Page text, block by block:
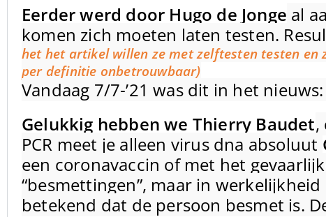
Eerder werd door Hugo de Jonge al
komen zich moeten laten testen.
het het artikel willen ze met zelftesten testen en
per definitie onbetrouwbaar)
Vandaag 7/7-’21 was dit in het nieuws:
Gelukkig hebben we Thierry Baudet,
PCR meet je alleen virus dna absoluut
een coronavaccin of met het
“besmettingen”, maar in
betekend dat de persoon besmet is.